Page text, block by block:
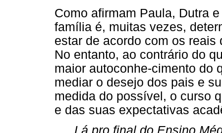
Como afirmam Paula, Dutra
família é, muitas vezes,
estar de acordo com os
No entanto, ao contrário do
maior autoconhe-cimento do
mediar o desejo dos pais e
medida do possível, o curso
e das suas expectativas